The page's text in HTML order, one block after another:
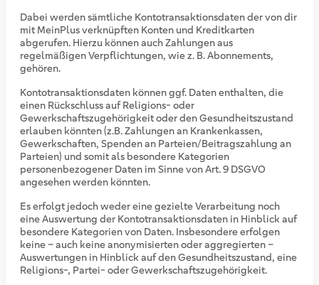
Dabei werden sämtliche Kontotransaktionsdaten der von dir
mit MeinPlus verknüpften Konten und Kreditkarten
abgerufen. Hierzu können auch Zahlungen aus
regelmäßigen Verpflichtungen, wie z. B. Abonnements,
gehören.
Kontotransaktionsdaten können ggf. Daten enthalten, die
einen Rückschluss auf Religions- oder
Gewerkschaftszugehörigkeit oder den Gesundheitszustand
erlauben könnten (z.B. Zahlungen an Krankenkassen,
Gewerkschaften, Spenden an Parteien/Beitragszahlung an
Parteien) und somit als besondere Kategorien
personenbezogener Daten im Sinne von Art. 9 DSGVO
angesehen werden könnten.
Es erfolgt jedoch weder eine gezielte Verarbeitung noch
eine Auswertung der Kontotransaktionsdaten in Hinblick auf
besondere Kategorien von Daten. Insbesondere erfolgen
keine – auch keine anonymisierten oder aggregierten –
Auswertungen in Hinblick auf den Gesundheitszustand, eine
Religions-, Partei- oder Gewerkschaftszugehörigkeit.